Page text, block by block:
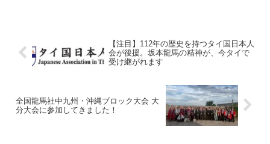
【注目】112年の歴史を持つタイ国日本人
会が後援。坂本龍馬の精神が、今タイで
受け継がれます
全国龍馬社中九州・沖縄ブロック大会 大
分大会に参加してきました！